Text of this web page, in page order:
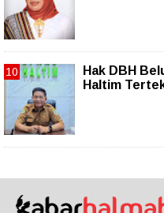
Hak DBH
Haltim